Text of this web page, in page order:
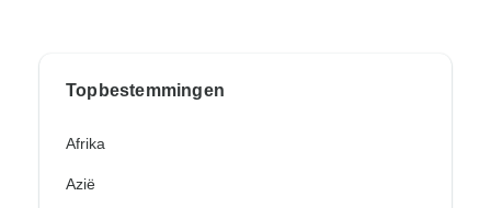
Topbestemmingen
Afrika
Azië